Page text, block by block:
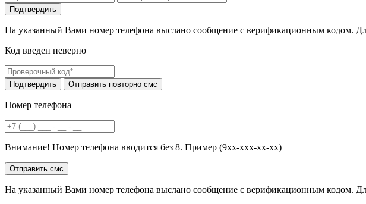
На указанный Вами номер телефона выслано сообщение с верификационным кодом.
Код введен неверно
Номер телефона
Внимание! Номер телефона вводится без 8. Пример (9хх-ххх-хх-хх)
На указанный Вами номер телефона выслано сообщение с верификационным кодом.